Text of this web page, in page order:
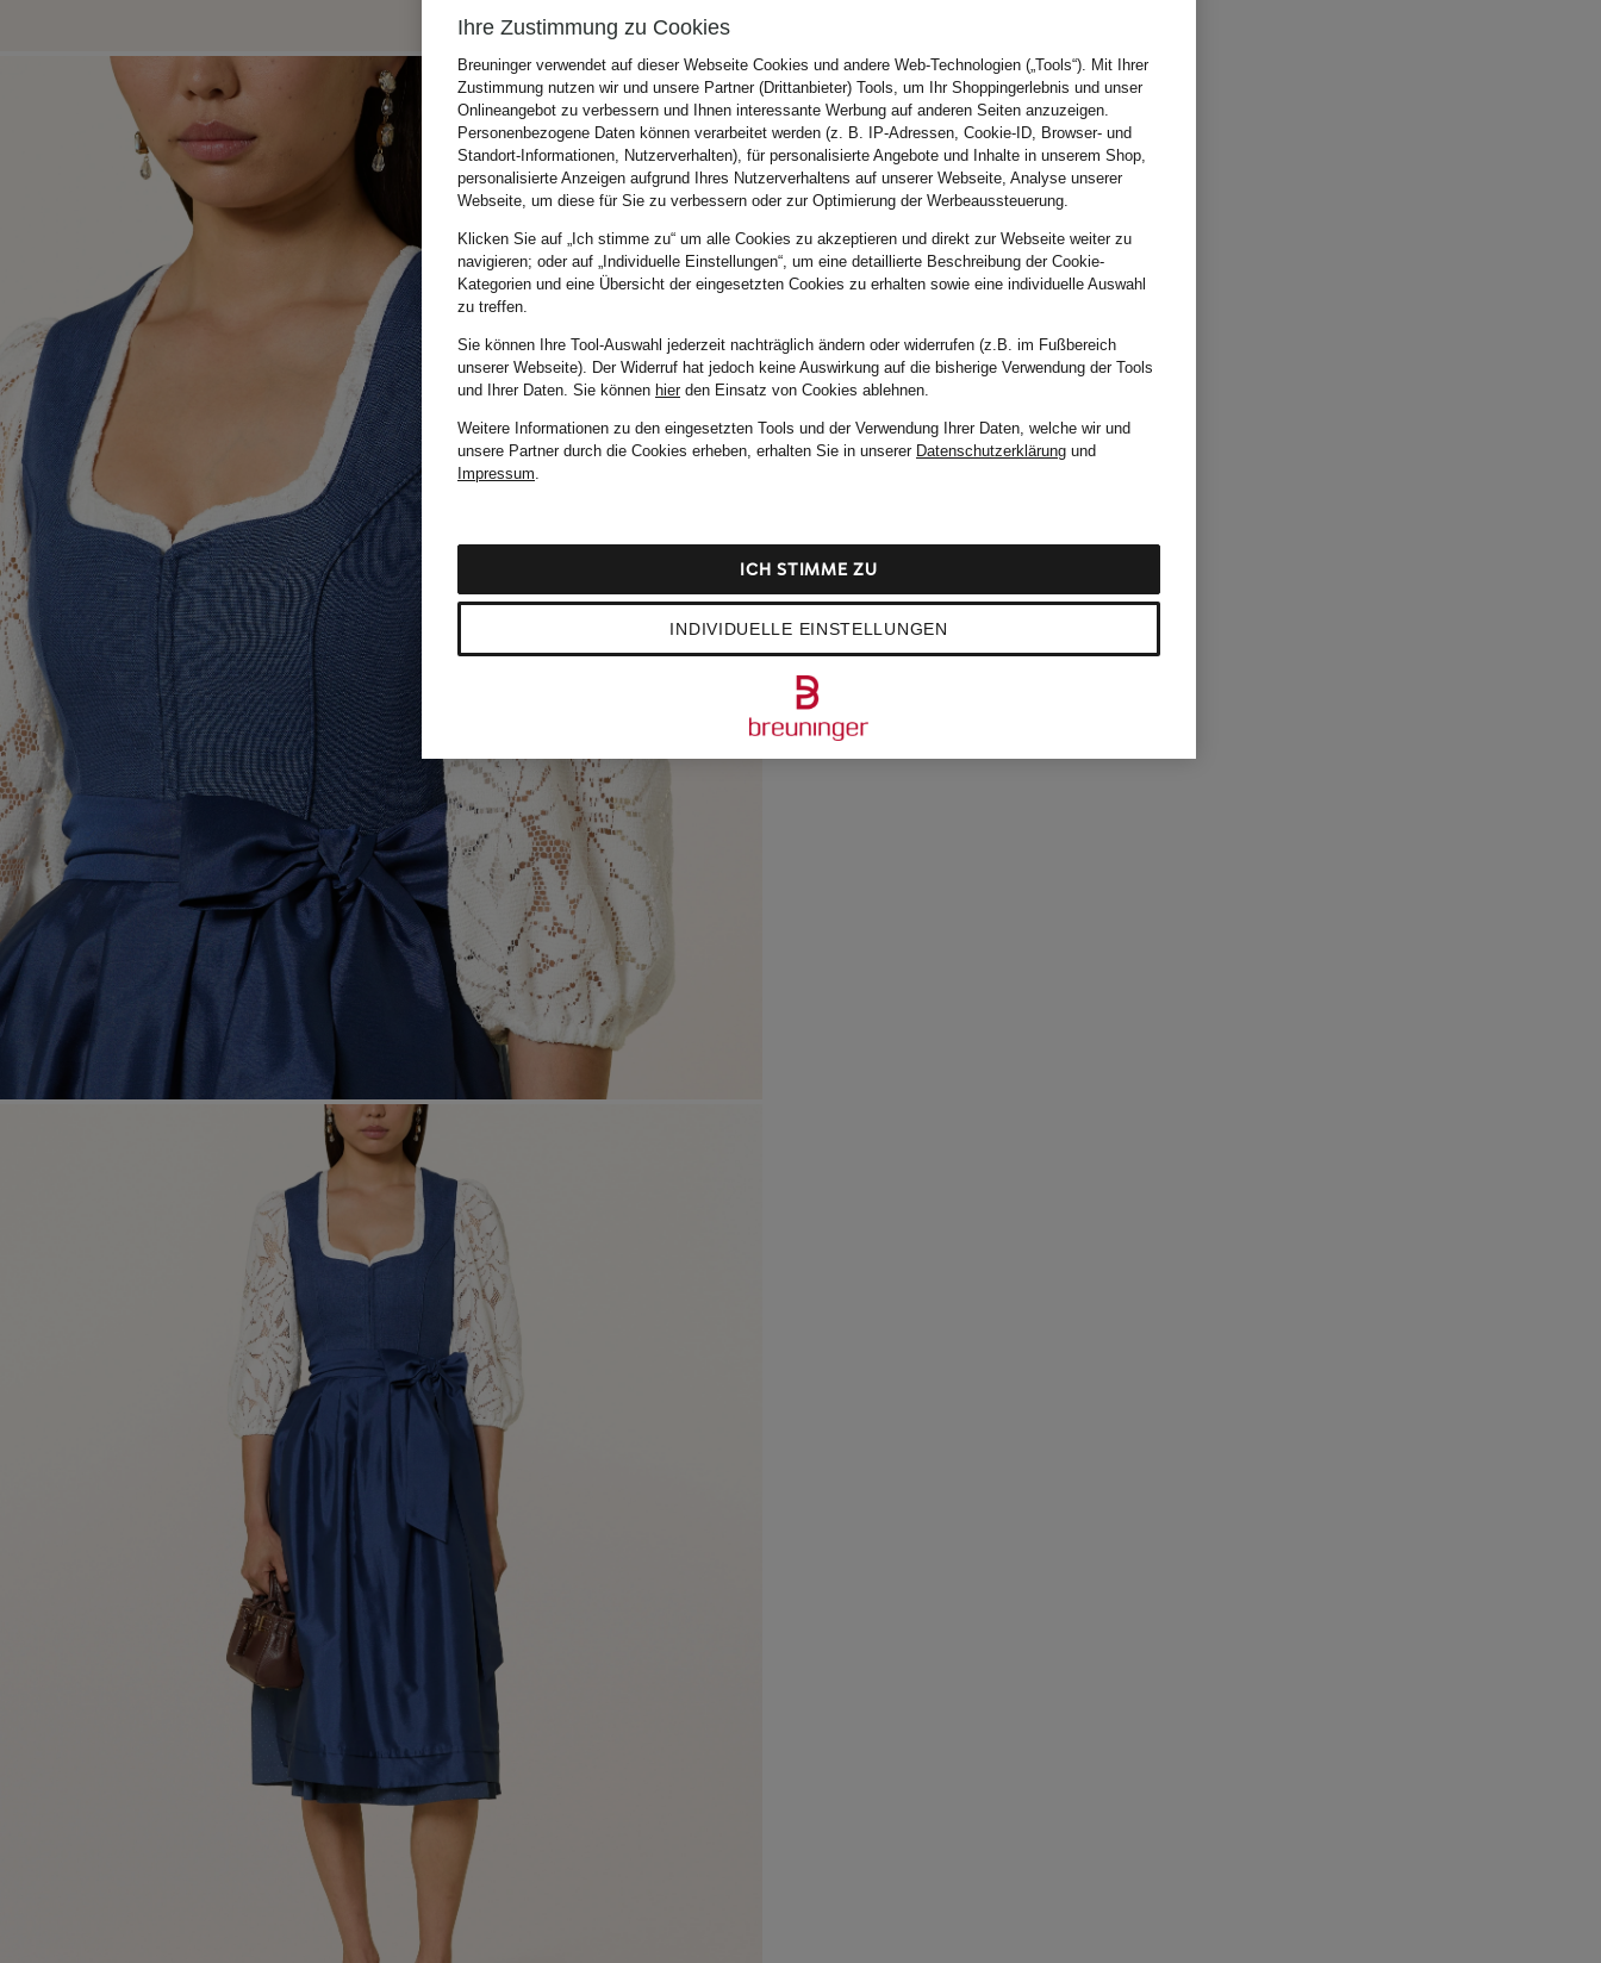
Ihre Zustimmung zu Cookies
Breuninger verwendet auf dieser Webseite Cookies und andere Web-Technologien („Tools“). Mit Ihrer
Zustimmung nutzen wir und unsere Partner (Drittanbieter) Tools, um Ihr Shoppingerlebnis und unser
Onlineangebot zu verbessern und Ihnen interessante Werbung auf anderen Seiten anzuzeigen.
Personenbezogene Daten können verarbeitet werden (z. B. IP-Adressen, Cookie-ID, Browser- und
Standort-Informationen, Nutzerverhalten), für personalisierte Angebote und Inhalte in unserem Shop,
personalisierte Anzeigen aufgrund Ihres Nutzerverhaltens auf unserer Webseite, Analyse unserer
Webseite, um diese für Sie zu verbessern oder zur Optimierung der Werbeaussteuerung.
Klicken Sie auf „Ich stimme zu“ um alle Cookies zu akzeptieren und direkt zur Webseite weiter zu
navigieren; oder auf „Individuelle Einstellungen“, um eine detaillierte Beschreibung der Cookie-
Kategorien und eine Übersicht der eingesetzten Cookies zu erhalten sowie eine individuelle Auswahl
zu treffen.
Sie können Ihre Tool-Auswahl jederzeit nachträglich ändern oder widerrufen (z.B. im Fußbereich
unserer Webseite). Der Widerruf hat jedoch keine Auswirkung auf die bisherige Verwendung der Tools
und Ihrer Daten. Sie können hierden Einsatz von Cookies ablehnen.
Weitere Informationen zu den eingesetzten Tools und der Verwendung Ihrer Daten, welche wir und
unsere Partner durch die Cookies erheben, erhalten Sie in unserer Datenschutzerklärung und
Impressum.
INDIVIDUELLE EINSTELLUNGEN
ICH STIMME ZU